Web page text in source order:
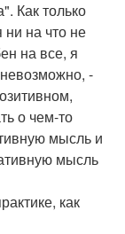
Как только
на что не
на все, я
-
о чем-то
мысль и
мысль
как